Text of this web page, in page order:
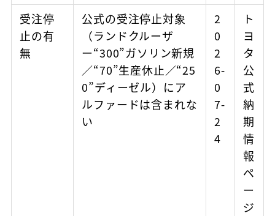
受注停
止の有
無
公式の受注停止対象
（ランドクルーザ
ー“300”ガソリン新規
／“70”生産休止／“25
0”ディーゼル）にア
ルファードは含まれな
い
2
0
2
6-
0
7-
2
4
ト
ヨ
タ
公
式
納
期
情
報
ペ
ー
ジ